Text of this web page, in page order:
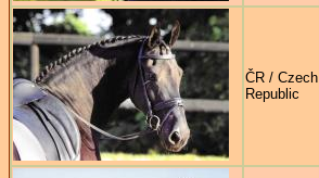
ČR / Czech
Republic